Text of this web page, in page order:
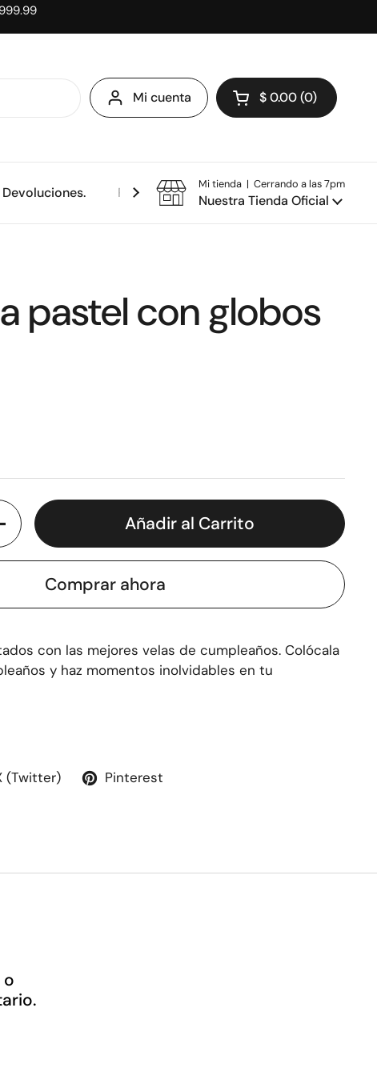
Mi cuenta Abrir carrito
$ 0.00 0
Política de privacidad.
Mi tienda | Cerrando a las 7pm
Nuestra Tienda Oficial
pastel con globos
Añadir al Carrito
Comprar ahora
con las mejores velas de cumpleaños. Colócala
y haz momentos inolvidables en tu
(Twitter) Pinterest
o